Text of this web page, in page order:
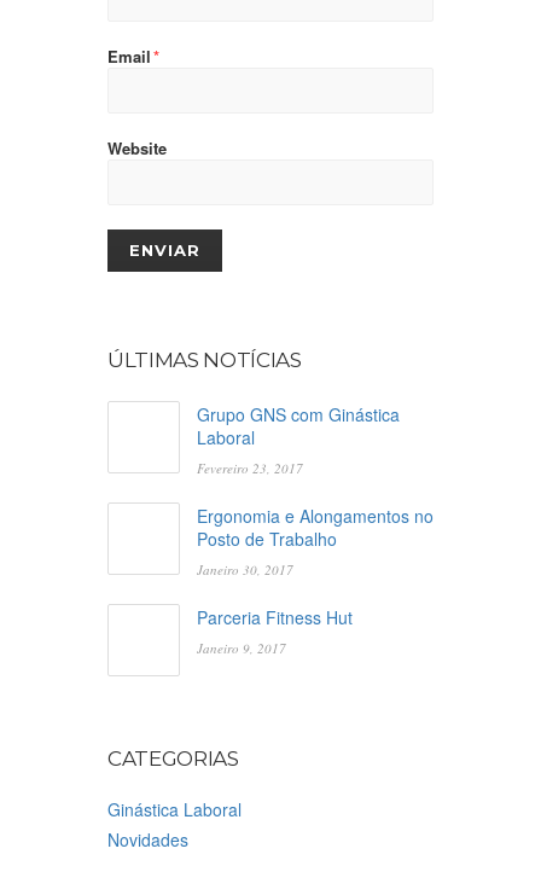
Email*
Website
ÚLTIMAS NOTÍCIAS
Grupo GNS com Ginástica
Laboral
Fevereiro 23, 2017
Ergonomia e Alongamentos no
Posto de Trabalho
Janeiro 30, 2017
Parceria Fitness Hut
Janeiro 9, 2017
CATEGORIAS
Ginástica Laboral
Novidades